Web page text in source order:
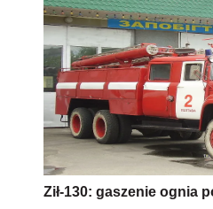
Ził-130: gaszenie ognia